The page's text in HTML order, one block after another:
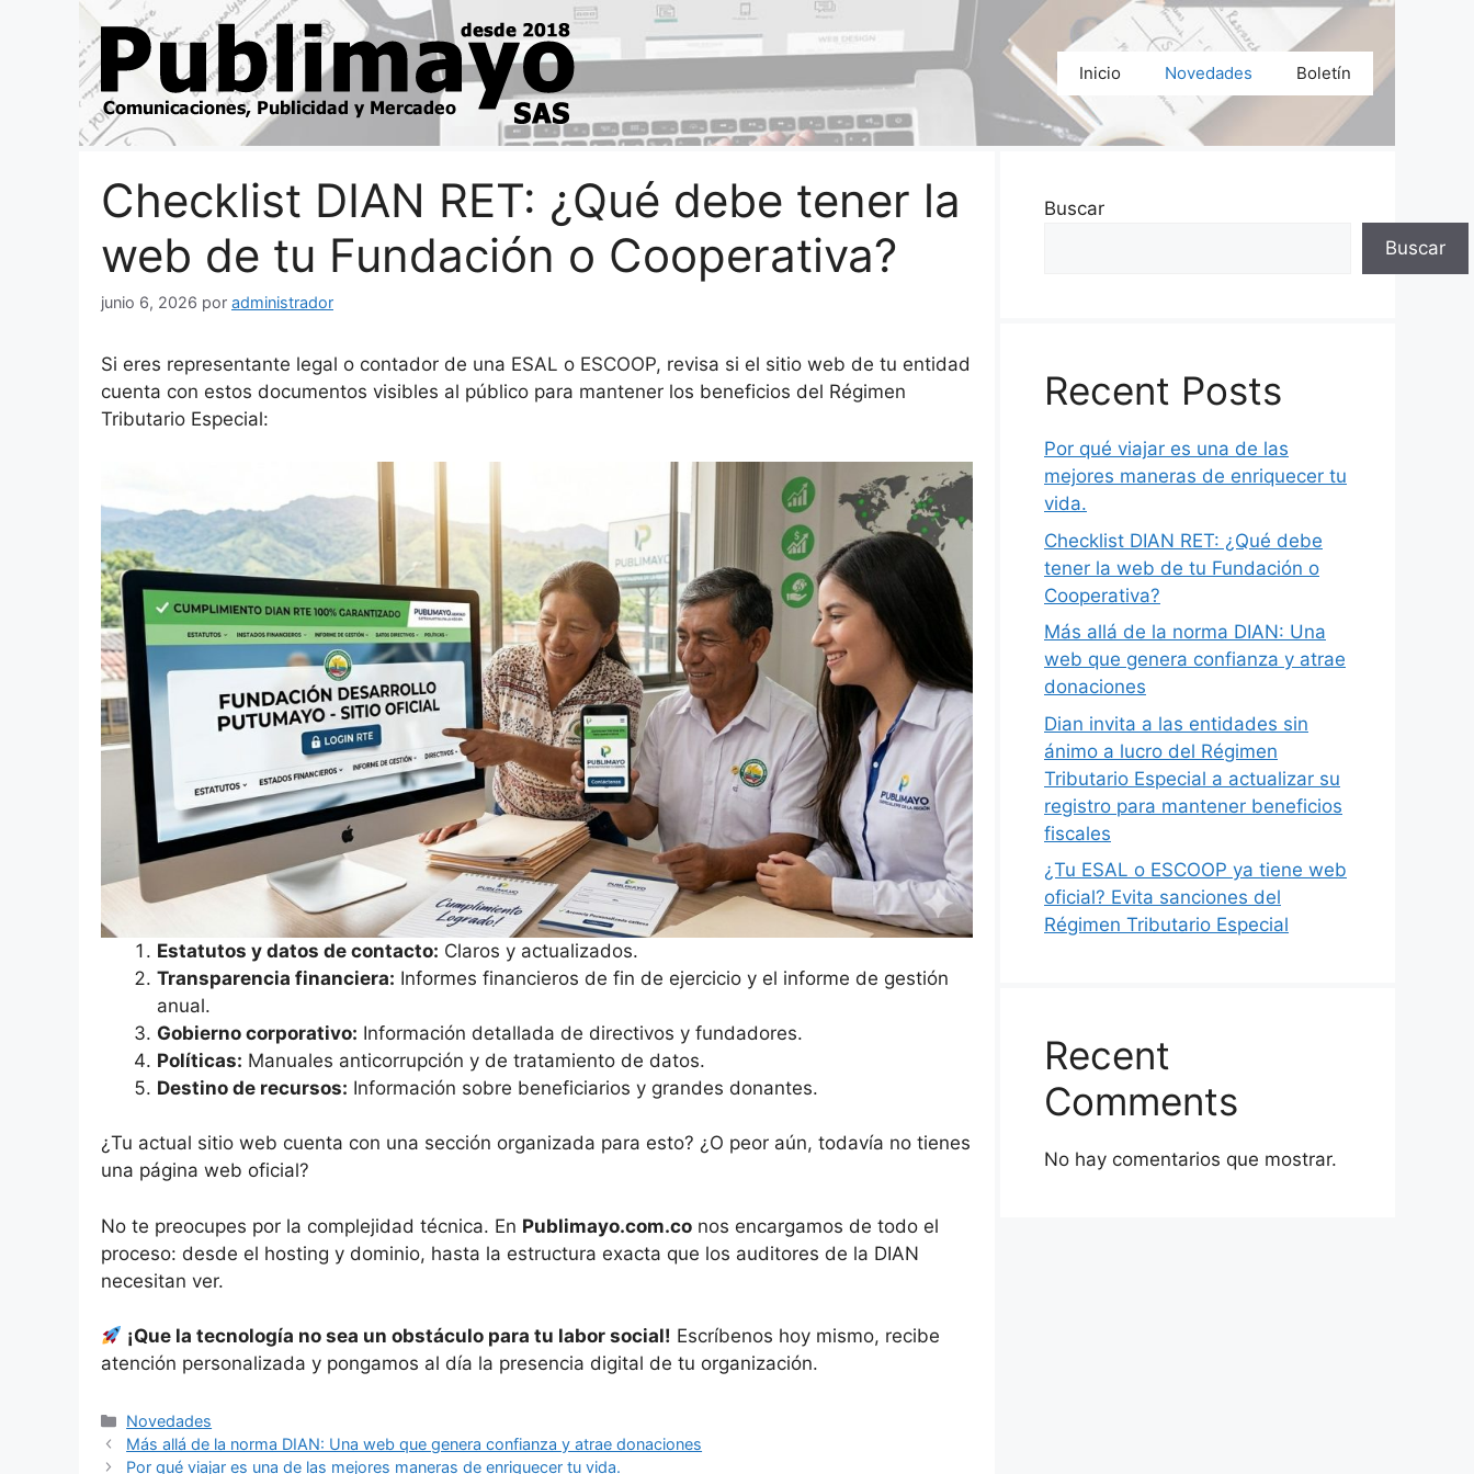
contenido
Inicio Novedades Boletín
Checklist DIAN RET: ¿Qué debe tener la
web de tu Fundación o Cooperativa?
junio 6, 2026 por administrador
Si eres representante legal o contador de una ESAL o ESCOOP, revisa si el sitio web de tu entidad
cuenta con estos documentos visibles al público para mantener los beneficios del Régimen
Tributario Especial:
Estatutos y datos de contacto: Claros y actualizados.
Transparencia financiera: Informes financieros de fin de ejercicio y el informe de gestión
anual.
Gobierno corporativo: Información detallada de directivos y fundadores.
Políticas: Manuales anticorrupción y de tratamiento de datos.
Destino de recursos: Información sobre beneficiarios y grandes donantes.
¿Tu actual sitio web cuenta con una sección organizada para esto? ¿O peor aún, todavía no tienes
una página web oficial?
No te preocupes por la complejidad técnica. En Publimayo.com.co nos encargamos de todo el
proceso: desde el hosting y dominio, hasta la estructura exacta que los auditores de la DIAN
necesitan ver.
¡Que la tecnología no sea un obstáculo para tu labor social! Escríbenos hoy mismo, recibe
atención personalizada y pongamos al día la presencia digital de tu organización.
Categorías
Novedades
Más allá de la norma DIAN: Una web que genera confianza y atrae donaciones
Por qué viajar es una de las mejores maneras de enriquecer tu vida.
Buscar
Buscar
Recent Posts
Por qué viajar es una de las
mejores maneras de enriquecer tu
vida.
Checklist DIAN RET: ¿Qué debe
tener la web de tu Fundación o
Cooperativa?
Más allá de la norma DIAN: Una
web que genera confianza y atrae
donaciones
Dian invita a las entidades sin
ánimo a lucro del Régimen
Tributario Especial a actualizar su
registro para mantener beneficios
fiscales
¿Tu ESAL o ESCOOP ya tiene web
oficial? Evita sanciones del
Régimen Tributario Especial
Recent
Comments
No hay comentarios que mostrar.